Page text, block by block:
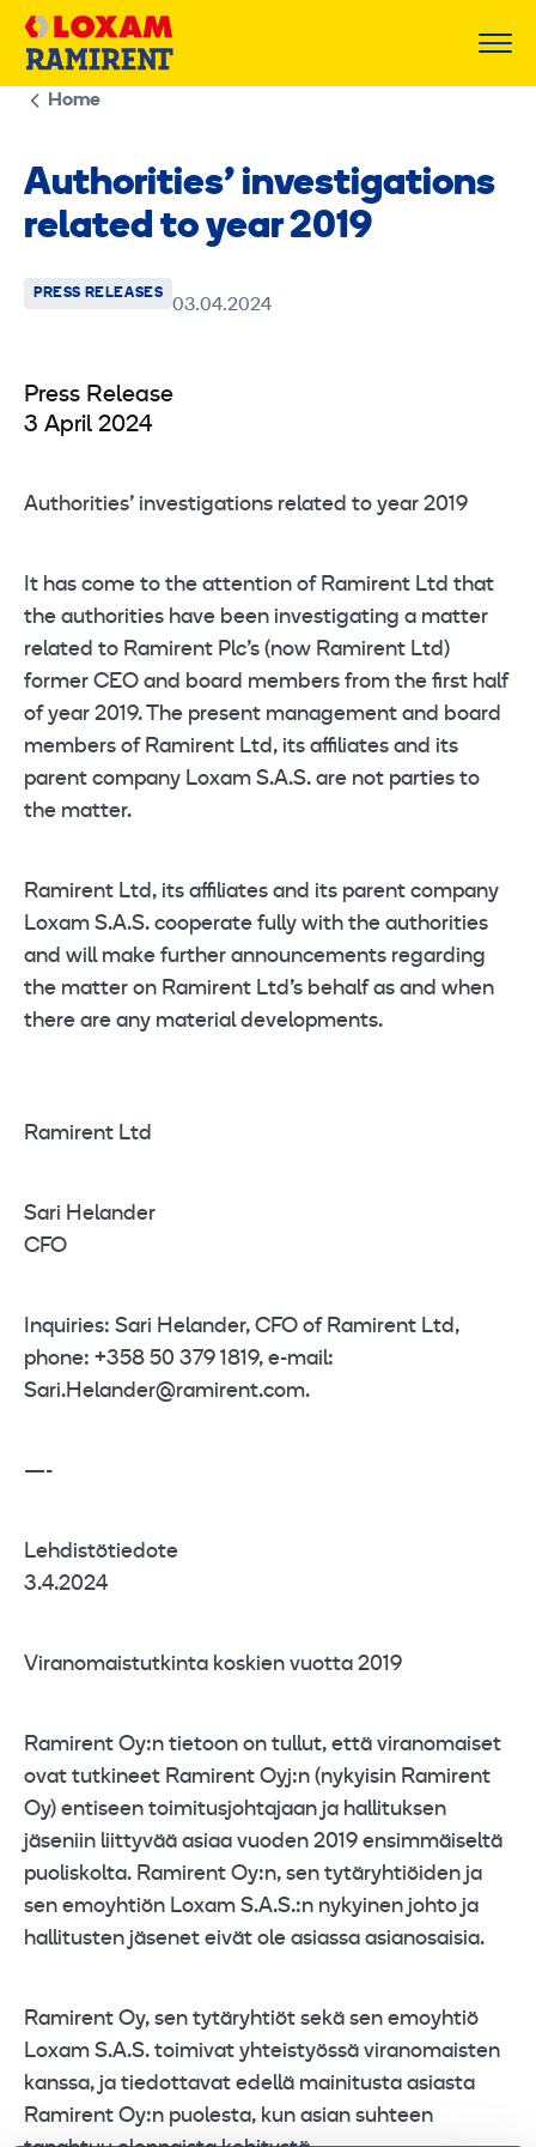
Skip
Home
Authorities’ investigations
related to year 2019
PRESS RELEASES
03.04.2024
Press Release
3 April 2024
Authorities’ investigations related to year 2019
It has come to the attention of Ramirent Ltd that
the authorities have been investigating a matter
related to Ramirent Plc’s (now Ramirent Ltd)
former CEO and board members from the first half
of year 2019. The present management and board
members of Ramirent Ltd, its affiliates and its
parent company Loxam S.A.S. are not parties to
the matter.
Ramirent Ltd, its affiliates and its parent company
Loxam S.A.S. cooperate fully with the authorities
and will make further announcements regarding
the matter on Ramirent Ltd’s behalf as and when
there are any material developments.
Ramirent Ltd
Sari Helander
CFO
Inquiries: Sari Helander, CFO of Ramirent Ltd,
phone: +358 50 379 1819, e-mail:
Sari.Helander@ramirent.com.
—-
Lehdistötiedote
3.4.2024
Viranomaistutkinta koskien vuotta 2019
Ramirent Oy:n tietoon on tullut, että viranomaiset
ovat tutkineet Ramirent Oyj:n (nykyisin Ramirent
Oy) entiseen toimitusjohtajaan ja hallituksen
jäseniin liittyvää asiaa vuoden 2019 ensimmäiseltä
puoliskolta. Ramirent Oy:n, sen tytäryhtiöiden ja
sen emoyhtiön Loxam S.A.S.:n nykyinen johto ja
hallitusten jäsenet eivät ole asiassa asianosaisia.
Ramirent Oy, sen tytäryhtiöt sekä sen emoyhtiö
Loxam S.A.S. toimivat yhteistyössä viranomaisten
kanssa, ja tiedottavat edellä mainitusta asiasta
Ramirent Oy:n puolesta, kun asian suhteen